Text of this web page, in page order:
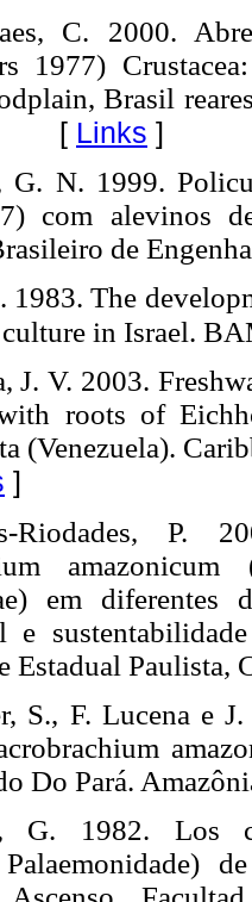
C. 2000.
1977)
Brasil
[ Links ]
G. N. 1999.
com alevinos
de
1983. The
in Israel.
J. V. 2003.
roots of
(Venezuela).
]
Riodades, P.
em diferentes
e
Estadual Paulista,
S., F. Lucena e
Do Pará.
G. 1982. Los
Palaemonidade)